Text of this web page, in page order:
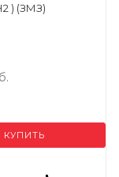
) (ЗМЗ)
КУПИТЬ